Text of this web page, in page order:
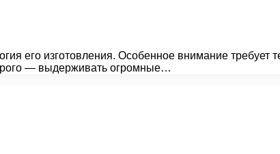
его изготовления. Особенное внимание требует
— выдерживать огромные…